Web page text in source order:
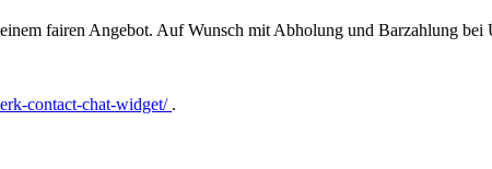
fairen Angebot. Auf Wunsch mit Abholung und Barzahlung bei
contact-chat-widget/ .